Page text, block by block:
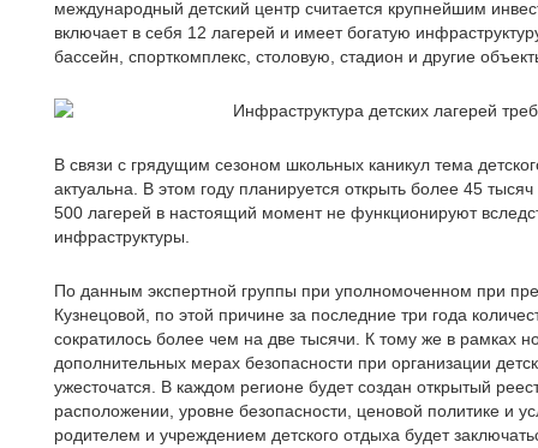
международный детский центр считается крупнейшим
включает в себя 12 лагерей и имеет богатую
бассейн, спорткомплекс, столовую, стадион и другие
В связи с грядущим сезоном школьных каникул тема
актуальна. В этом году планируется открыть более 45
500 лагерей в настоящий момент не функционируют
инфраструктуры.
По данным экспертной группы при уполномоченном при
Кузнецовой, по этой причине за последние три года
сократилось более чем на две тысячи. К тому же в рамках
дополнительных мерах безопасности при организации
ужесточатся. В каждом регионе будет создан открытый
расположении, уровне безопасности, ценовой политике и
родителем и учреждением детского отдыха будет